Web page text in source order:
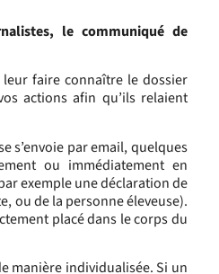
le communiqué de
faire connaître le dossier
actions afin qu’ils relaient
s’envoie par email, quelques
ou immédiatement en
exemple une déclaration de
ou de la personne éleveuse).
placé dans le corps du
manière individualisée. Si un